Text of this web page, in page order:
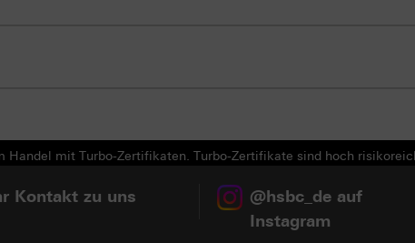
Handel mit Turbo-Zertifikaten. Turbo-Zertifikate sind hoch
Kontakt zu uns
@hsbc_de auf
Instagram